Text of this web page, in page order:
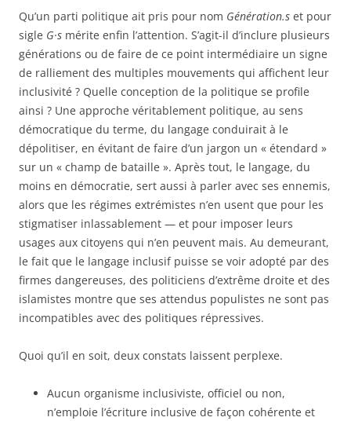
Qu’un parti politique ait pris pour nom Génération.s et pour
sigle G·s mérite enfin l’attention. S’agit-il d’inclure plusieurs
générations ou de faire de ce point intermédiaire un signe
de ralliement des multiples mouvements qui affichent leur
inclusivité ? Quelle conception de la politique se profile
ainsi ? Une approche véritablement politique, au sens
démocratique du terme, du langage conduirait à le
dépolitiser, en évitant de faire d’un jargon un « étendard »
sur un « champ de bataille ». Après tout, le langage, du
moins en démocratie, sert aussi à parler avec ses ennemis,
alors que les régimes extrémistes n’en usent que pour les
stigmatiser inlassablement — et pour imposer leurs
usages aux citoyens qui n’en peuvent mais. Au demeurant,
le fait que le langage inclusif puisse se voir adopté par des
firmes dangereuses, des politiciens d’extrême droite et des
islamistes montre que ses attendus populistes ne sont pas
incompatibles avec des politiques répressives.
Quoi qu’il en soit, deux constats laissent perplexe.
Aucun organisme inclusiviste, officiel ou non,
n’emploie l’écriture inclusive de façon cohérente et